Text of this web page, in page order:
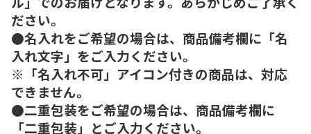
ださい。
●名入れをご希望の場合は、商品備考欄に「名
入れ文字」をご入力ください。
※「名入れ不可」アイコン付きの商品は、対応
できません。
●二重包装をご希望の場合は、商品備考欄に
「二重包装」とご入力ください。